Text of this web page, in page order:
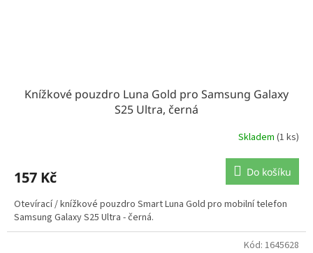
Knížkové pouzdro Luna Gold pro Samsung Galaxy
S25 Ultra, černá
Skladem (1 ks)
157 Kč Do košíku
Otevírací / knížkové pouzdro Smart Luna Gold pro mobilní telefon
Samsung Galaxy S25 Ultra - černá.
Kód: 1645628